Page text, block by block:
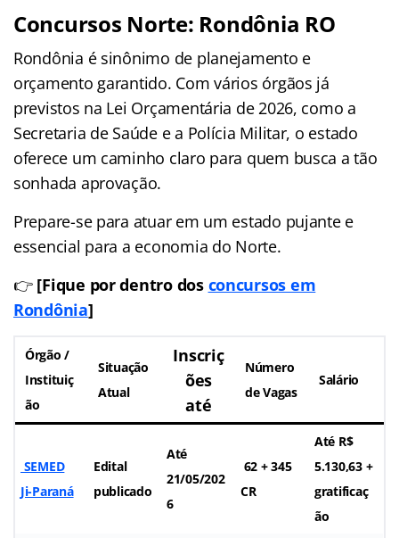
Concursos Norte: Rondônia RO
Rondônia é sinônimo de planejamento e
orçamento garantido. Com vários órgãos já
previstos na Lei Orçamentária de 2026, como a
Secretaria de Saúde e a Polícia Militar, o estado
oferece um caminho claro para quem busca a tão
sonhada aprovação.
Prepare-se para atuar em um estado pujante e
essencial para a economia do Norte.
👉 [Fique por dentro dos concursos em
Rondônia]
Órgão /
Instituiç
ão
Situação
Atual
Inscriç
ões
até
Número
de Vagas
Salário
SEMED
Ji-Paraná
Edital
publicado
Até
21/05/202
6
62 + 345
CR
Até R$
5.130,63 +
gratificaç
ão